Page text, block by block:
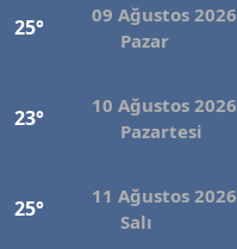
25°
09 Ağustos 2026
Pazar
23°
10 Ağustos 2026
Pazartesi
25°
11 Ağustos 2026
Salı